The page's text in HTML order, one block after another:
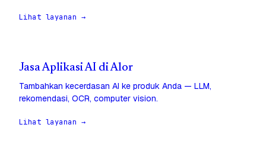
Lihat layanan →
Jasa Aplikasi AI di Alor
Tambahkan kecerdasan AI ke produk Anda — LLM,
rekomendasi, OCR, computer vision.
Lihat layanan →